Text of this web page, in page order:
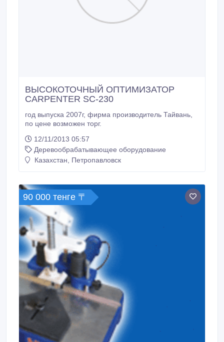
ВЫСОКОТОЧНЫЙ ОПТИМИЗАТОР
CARPENTER SC-230
год выпуска 2007г, фирма производитель Тайвань,
по цене возможен торг.
12/11/2013 05:57
Деревообрабатывающее оборудование
Казахстан, Петропавловск
90 000 тенге 〒